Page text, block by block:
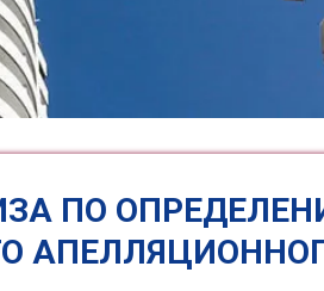
ПО